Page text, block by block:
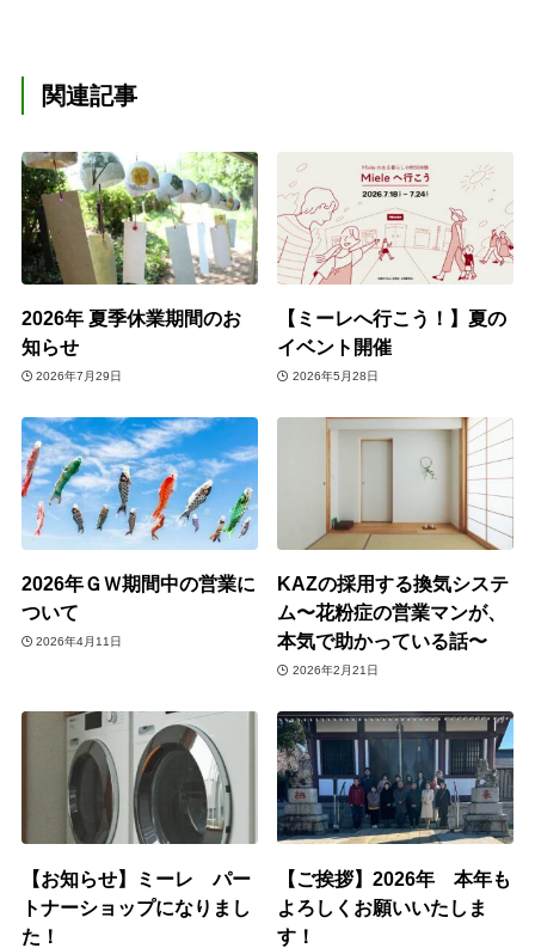
関連記事
2026年 夏季休業期間のお
知らせ
2026年7月29日
【ミーレへ行こう！】夏の
イベント開催
2026年5月28日
2026年ＧＷ期間中の営業に
ついて
2026年4月11日
KAZの採用する換気システ
ム〜花粉症の営業マンが、
本気で助かっている話〜
2026年2月21日
【お知らせ】ミーレ パー
トナーショップになりまし
た！
【ご挨拶】2026年 本年も
よろしくお願いいたしま
す！